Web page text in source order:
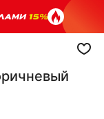
15%